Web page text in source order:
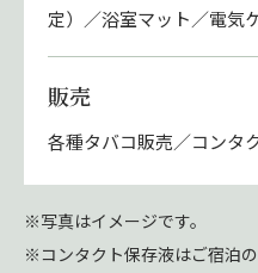
定）／浴室マット／電気
販売
各種タバコ販売／コンタ
※写真はイメージです。
※コンタクト保存液はご宿泊